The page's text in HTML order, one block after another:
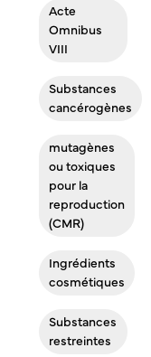
Acte
Omnibus
VIII
Substances
cancérogènes
mutagènes
ou toxiques
pour la
reproduction
(CMR)
Ingrédients
cosmétiques
Substances
restreintes